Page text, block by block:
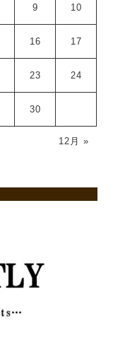
9 10
16 17
23 24
30
12月 »